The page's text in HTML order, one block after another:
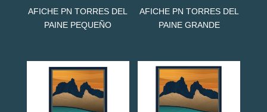
AFICHE PN TORRES DEL
PAINE PEQUEÑO
AFICHE PN TORRES DEL
PAINE GRANDE